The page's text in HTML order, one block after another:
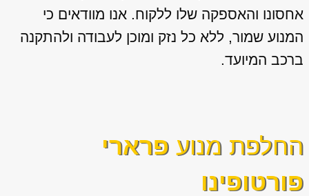
אחסונו והאספקה שלו ללקוח. אנו מוודאים כי
המנוע שמור, ללא כל נזק ומוכן לעבודה ולהתקנה
ברכב המיועד.
החלפת מנוע פרארי
פורטופינו